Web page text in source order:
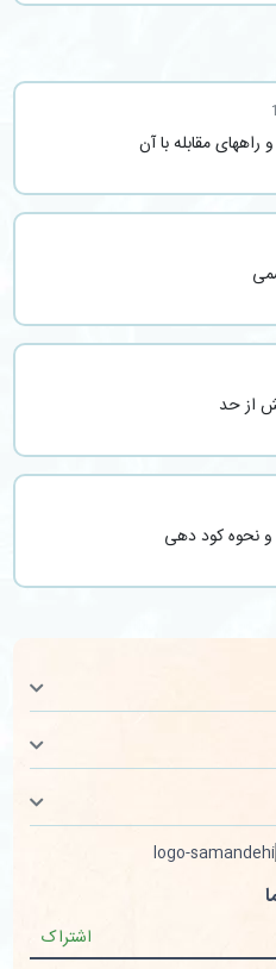
مقابله با آن
از حد
نحوه کود دهی
اشتراک